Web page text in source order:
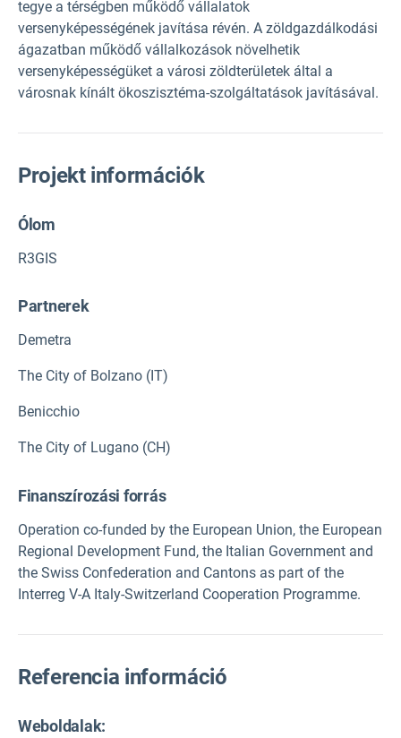
tegye a térségben működő vállalatok
versenyképességének javítása révén. A zöldgazdálkodási
ágazatban működő vállalkozások növelhetik
versenyképességüket a városi zöldterületek által a
városnak kínált ökoszisztéma-szolgáltatások javításával.
Projekt információk
Ólom
R3GIS
Partnerek
Demetra
The City of Bolzano (IT)
Benicchio
The City of Lugano (CH)
Finanszírozási forrás
Operation co-funded by the European Union, the European
Regional Development Fund, the Italian Government and
the Swiss Confederation and Cantons as part of the
Interreg V-A Italy-Switzerland Cooperation Programme.
Referencia információ
Weboldalak: